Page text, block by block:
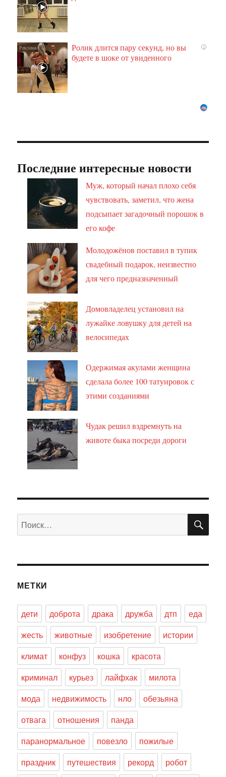
i
Ролик длится пару секунд, но вы
будете в шоке от увиденного
Последние интересные новости
Муж, который начал плохо себя
чувствовать, заметил, что жена
подсыпает загадочный порошок в
его кофе
Молодожёнов поставил в тупик
свадебный подарок, неизвестно
для чего предназначенный
Домовладелец установил на
лужайке ловушку для детей на
велосипедах
Одержимая акулами женщина
сделала более 100 татуировок с
этими созданиями
Чудак решил вздремнуть на
животе быка посреди дороги
Искать:
МЕТКИ
дети доброта драка дружба дтп
еда
жесть
животные изобретение
истории
климат
конфуз кошка
красота
криминал
курьез лайфхак
милота
мода
недвижимость нло
обезьяна
отвага
отношения
панда
паранормальное
повезло
пожилые
праздник
путешествия рекорд
робот